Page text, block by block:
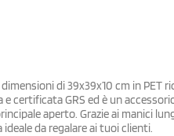
di 39x39x10 cm in
e certificata GRS ed è un
aperto. Grazie ai manici
da regalare ai tuoi clienti.